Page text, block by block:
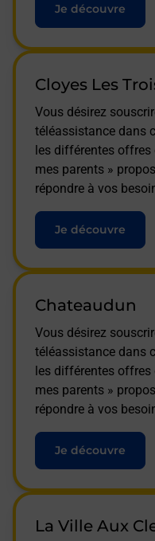
Je découvre
Cloyes Les
Vous désirez
téléassistance dans
les différentes offres
mes parents »
répondre à vos
Je découvre
Chateaudun
Vous désirez
téléassistance dans
les différentes offres
mes parents »
répondre à vos
Je découvre
La Ville Aux